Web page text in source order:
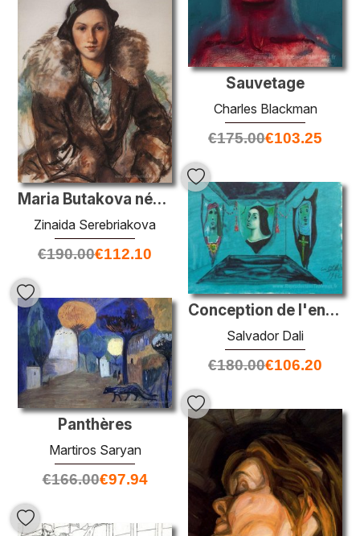
Sauvetage
Charles Blackman
€175.00€103.25
Maria Butakova née Evreinova
Zinaida Serebriakova
€190.00€112.10
Conception de l'ensemble de «Roméo et Juliette»
Salvador Dali
€180.00€106.20
Panthères
Martiros Saryan
€166.00€97.94